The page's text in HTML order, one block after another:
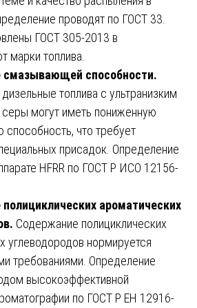
проводят по ГОСТ 33.
ГОСТ 305-2013 в
марки топлива.
смазывающей способности.
топлива с ультранизким
могут иметь пониженную
что требует
присадок. Определение
HFRR по ГОСТ Р ИСО 12156-
ароматических
Содержание полициклических
углеводородов нормируется
требованиями. Определение
высокоэффективной
по ГОСТ Р ЕН 12916-